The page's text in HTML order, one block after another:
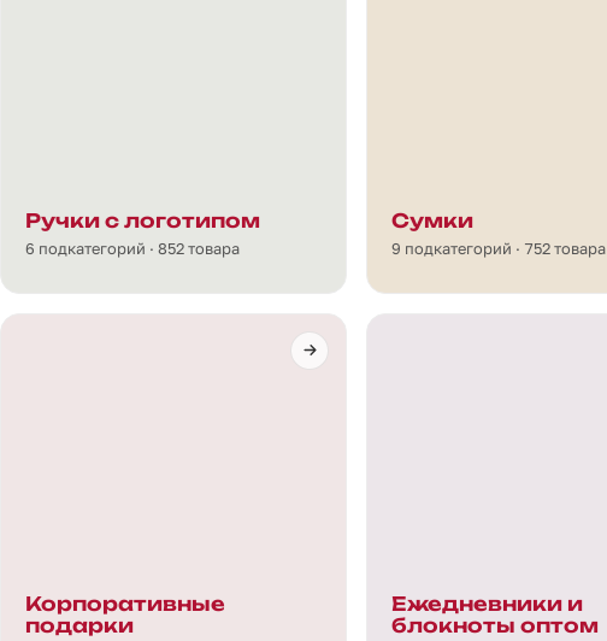
Ручки с логотипом
6 подкатегорий · 852 товара
Сумки
9 подкатегорий · 752 товара
Корпоративные
подарки
Ежедневники и
блокноты оптом